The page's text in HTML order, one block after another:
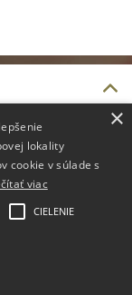
×
lokality
cookie v súlade s
viac
CIELENIE